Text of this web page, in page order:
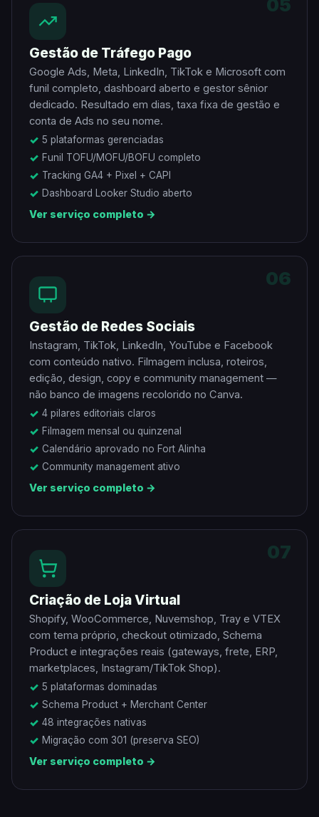
05
Gestão de Tráfego Pago
Google Ads, Meta, LinkedIn, TikTok e Microsoft com
funil completo, dashboard aberto e gestor sênior
dedicado. Resultado em dias, taxa fixa de gestão e
conta de Ads no seu nome.
5 plataformas gerenciadas
Funil TOFU/MOFU/BOFU completo
Tracking GA4 + Pixel + CAPI
Dashboard Looker Studio aberto
Ver serviço completo →
06
Gestão de Redes Sociais
Instagram, TikTok, LinkedIn, YouTube e Facebook
com conteúdo nativo. Filmagem inclusa, roteiros,
edição, design, copy e community management —
não banco de imagens recolorido no Canva.
4 pilares editoriais claros
Filmagem mensal ou quinzenal
Calendário aprovado no Fort Alinha
Community management ativo
Ver serviço completo →
07
Criação de Loja Virtual
Shopify, WooCommerce, Nuvemshop, Tray e VTEX
com tema próprio, checkout otimizado, Schema
Product e integrações reais (gateways, frete, ERP,
marketplaces, Instagram/TikTok Shop).
5 plataformas dominadas
Schema Product + Merchant Center
48 integrações nativas
Migração com 301 (preserva SEO)
Ver serviço completo →